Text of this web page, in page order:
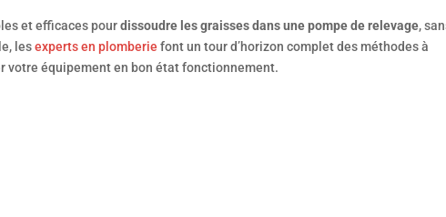
et efficaces pourdissoudre les graisses dans une pompe de relevage,
lesexperts en plomberie font un tour d’horizon complet des méthodes à
votre équipement en bon état fonctionnement.